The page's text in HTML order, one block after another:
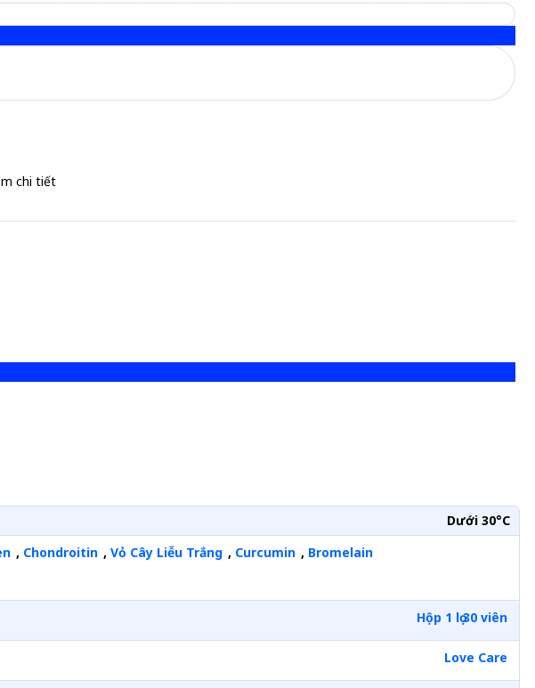
chi tiết
Dưới 30°C
, Chondroitin , Vỏ Cây Liễu Trắng , Curcumin , Bromelain
Hộp 1 lọ 30 viên
Love Care